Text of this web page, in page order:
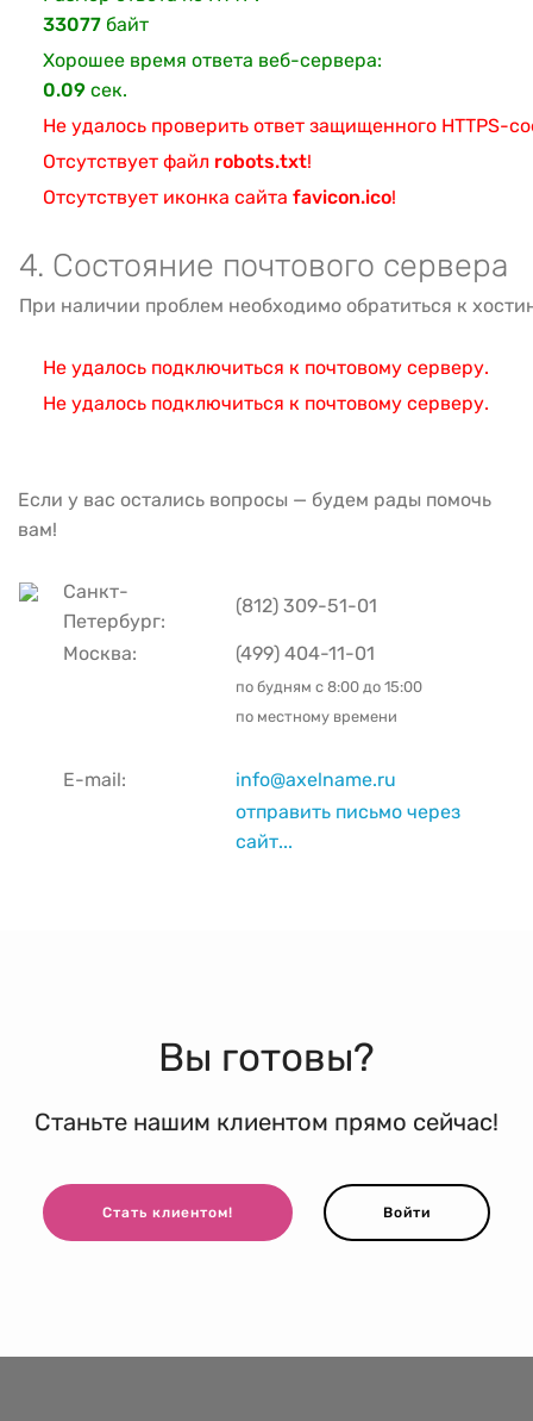
33077 байт
Хорошее время ответа веб-сервера:
0.09 сек.
Не удалось проверить ответ защищенного HTTPS-
Отсутствует файл robots.txt!
Отсутствует иконка сайта favicon.ico!
4. Состояние почтового сервера
При наличии проблем необходимо обратиться к
Не удалось подключиться к почтовому серверу.
Не удалось подключиться к почтовому серверу.
Если у вас остались вопросы — будем рады помочь
вам!
Санкт-
Петербург:
(812) 309-51-01
Москва: (499) 404-11-01
по будням с 8:00 до 15:00
по местному времени
E-mail:
info@axelname.ru
отправить письмо через
сайт...
Вы готовы?
Станьте нашим клиентом прямо сейчас!
Стать клиентом! Войти